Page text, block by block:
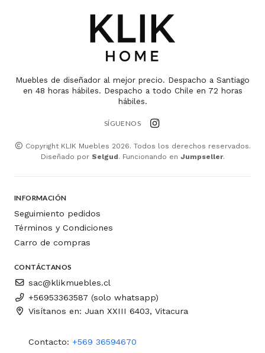
Muebles de diseñador al mejor precio. Despacho a Santiago
en 48 horas hábiles. Despacho a todo Chile en 72 horas
hábiles.
SÍGUENOS
Copyright KLIK Muebles 2026. Todos los derechos reservados.
Diseñado por Selgud. Funcionando en Jumpseller.
INFORMACIÓN
Seguimiento pedidos
Términos y Condiciones
Carro de compras
CONTÁCTANOS
sac@klikmuebles.cl
+56953363587 (solo whatsapp)
Visítanos en: Juan XXIII 6403, Vitacura
Contacto: +569 36594670